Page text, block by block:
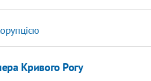
Кривого Рогу